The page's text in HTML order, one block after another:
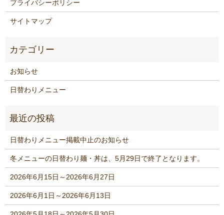
プライバシーポリシー
サイトマップ
お知らせ
日替わりメニュー
日替わりメニュー掲載中止のお知らせ
冬メニューの日替わり麺・丼は、5月29日で終了となります。
2026年6月15日～2026年6月27日
2026年6月1日～2026年6月13日